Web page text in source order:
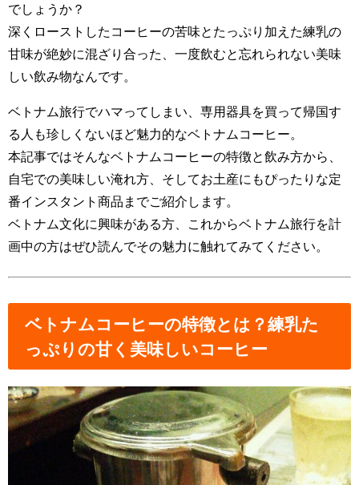
でしょうか？
深くローストしたコーヒーの苦味とたっぷり加えた練乳の
甘味が絶妙に混ざり合った、一度飲むと忘れられない美味
しい飲み物なんです。
ベトナム旅行でハマってしまい、専用器具を買って帰国す
る人も珍しくないほど魅力的なベトナムコーヒー。
本記事ではそんなベトナムコーヒーの特徴と飲み方から、
自宅での美味しい淹れ方、そしてお土産にもぴったりな定
番インスタント商品までご紹介します。
ベトナム文化に興味がある方、これからベトナム旅行を計
画中の方はぜひ読んでその魅力に触れてみてください。
ベトナムコーヒーの特徴とは？練乳た
っぷりの甘く美味しいコーヒー